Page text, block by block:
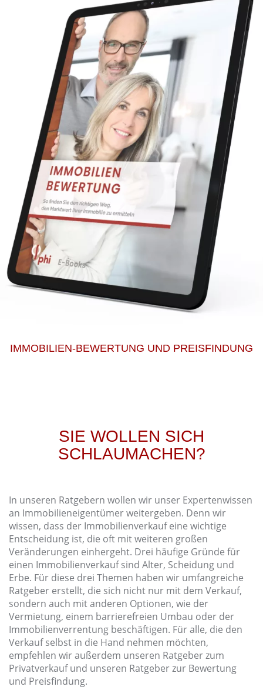
IMMOBILIEN-BEWERTUNG UND PREISFINDUNG
SIE WOLLEN SICH
SCHLAUMACHEN?
In unseren Ratgebern wollen wir unser Expertenwissen
an Immobilieneigentümer weitergeben. Denn wir
wissen, dass der Immobilienverkauf eine wichtige
Entscheidung ist, die oft mit weiteren großen
Veränderungen einhergeht. Drei häufige Gründe für
einen Immobilienverkauf sind Alter, Scheidung und
Erbe. Für diese drei Themen haben wir umfangreiche
Ratgeber erstellt, die sich nicht nur mit dem Verkauf,
sondern auch mit anderen Optionen, wie der
Vermietung, einem barrierefreien Umbau oder der
Immobilienverrentung beschäftigen. Für alle, die den
Verkauf selbst in die Hand nehmen möchten,
empfehlen wir außerdem unseren Ratgeber zum
Privatverkauf und unseren Ratgeber zur Bewertung
und Preisfindung.